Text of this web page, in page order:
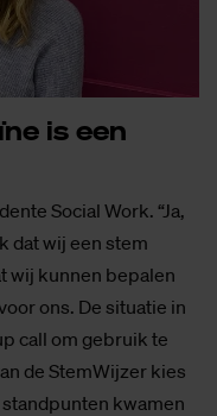
is een
Social Work. “Ja,
dat wij een stem
wij kunnen bepalen
ons. De situatie in
call om gebruik te
de StemWijzer kies
kwamen